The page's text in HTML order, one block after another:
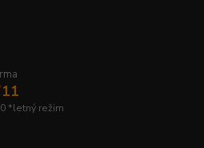
*letný režim